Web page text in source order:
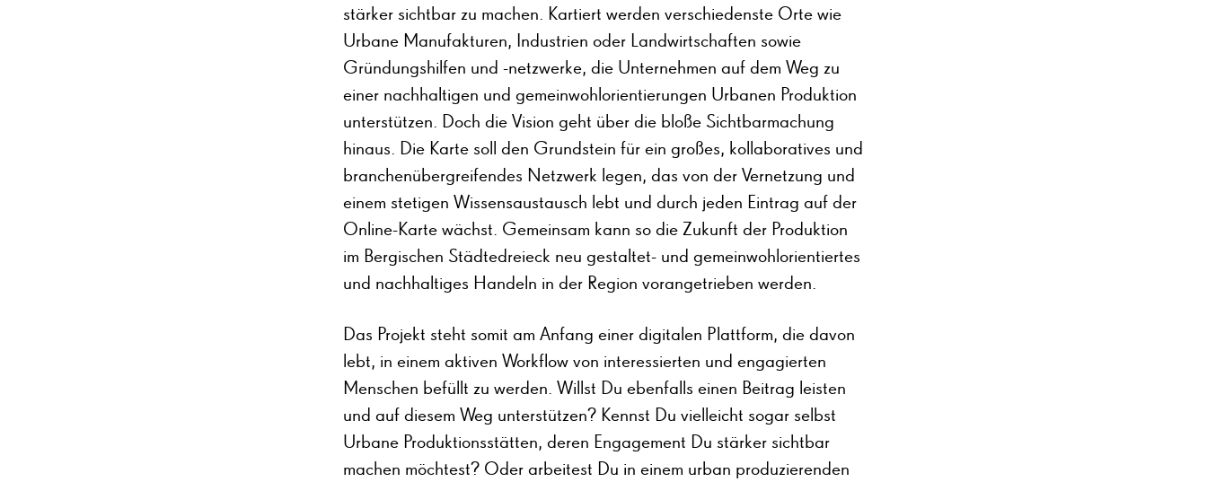
stärker sichtbar zu machen. Kartiert werden verschiedenste Orte wie
Urbane Manufakturen, Industrien oder Landwirtschaften sowie
Gründungshilfen und -netzwerke, die Unternehmen auf dem Weg zu
einer nachhaltigen und gemeinwohlorientierungen Urbanen Produktion
unterstützen. Doch die Vision geht über die bloße Sichtbarmachung
hinaus. Die Karte soll den Grundstein für ein großes, kollaboratives und
branchenübergreifendes Netzwerk legen, das von der Vernetzung und
einem stetigen Wissensaustausch lebt und durch jeden Eintrag auf der
Online-Karte wächst. Gemeinsam kann so die Zukunft der Produktion
im Bergischen Städtedreieck neu gestaltet- und gemeinwohlorientiertes
und nachhaltiges Handeln in der Region vorangetrieben werden.
Das Projekt steht somit am Anfang einer digitalen Plattform, die davon
lebt, in einem aktiven Workflow von interessierten und engagierten
Menschen befüllt zu werden. Willst Du ebenfalls einen Beitrag leisten
und auf diesem Weg unterstützen? Kennst Du vielleicht sogar selbst
Urbane Produktionsstätten, deren Engagement Du stärker sichtbar
machen möchtest? Oder arbeitest Du in einem urban produzierenden